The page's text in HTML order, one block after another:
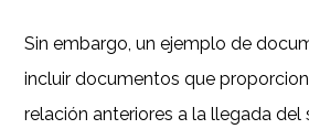
Sin embargo, un ejemplo de
incluir documentos que
relación anteriores a la llegada del